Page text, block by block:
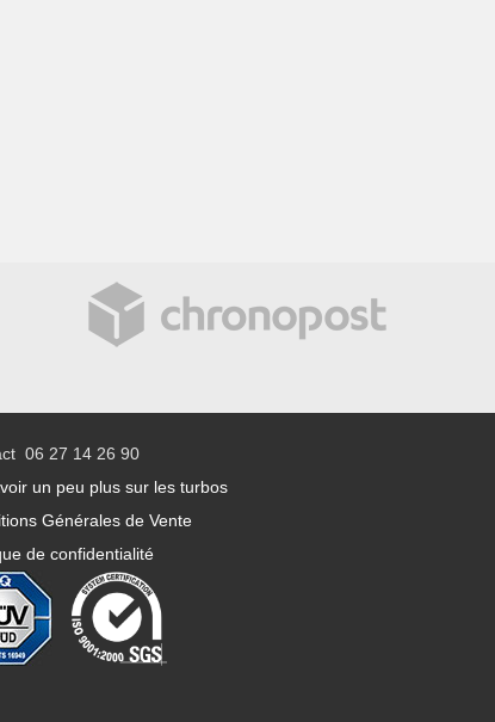
06 27 14 26 90
un peu plus sur les turbos
Générales de Vente
de confidentialité